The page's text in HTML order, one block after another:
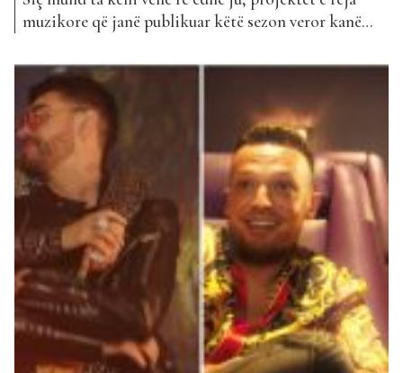
muzikore që janë publikuar këtë sezon veror kanë
Disa artistë i kanë munguar skenës këto kohë për
arsye të panjohura. Disa nga artistët që kohët e
kaluara kanë qenë...